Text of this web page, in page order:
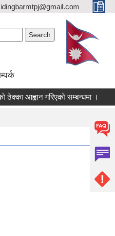
आह्वान गरिएको सम्बन्धमा ।